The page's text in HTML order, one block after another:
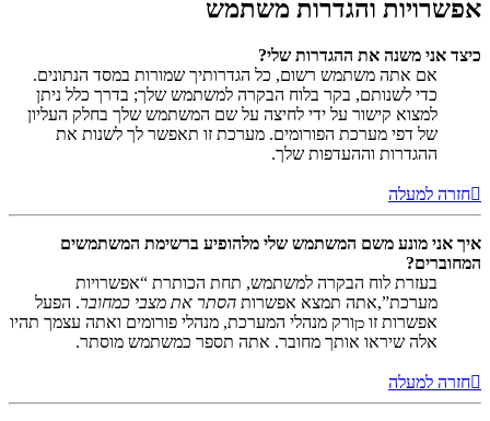
אפשרויות והגדרות משתמש
כיצד אני משנה את ההגדרות שלי?
אם אתה משתמש רשום, כל הגדרותיך שמורות במסד הנתונים.
כדי לשנותם, בקר בלוח הבקרה למשתמש שלך; בדרך כלל ניתן
למצוא קישור על ידי לחיצה על שם המשתמש שלך בחלק העליון
של דפי מערכת הפורומים. מערכת זו תאפשר לך לשנות את
ההגדרות וההעדפות שלך.
חזרה למעלה
איך אני מונע משם המשתמש שלי מלהופיע ברשימת המשתמשים
המחוברים?
בעזרת לוח הבקרה למשתמש, תחת הכותרת “אפשרויות
מערכת”,אתה תמצא אפשרות הסתר את מצבי כמחובר. הפעל
אפשרות זו כןורק מנהלי המערכת, מנהלי פורומים ואתה עצמך תהיו
אלה שיראו אותך מחובר. אתה תספר כמשתמש מוסתר.
חזרה למעלה